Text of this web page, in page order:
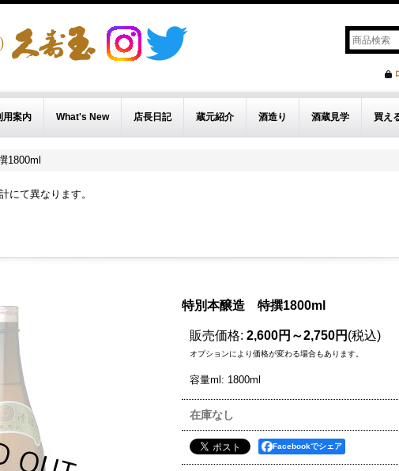
用案内 What's New 店長日記 蔵元紹介 酒造り 酒蔵見学 買え
1800ml
にて異なります。
特別本醸造 特撰1800ml
販売価格: 2,600円～2,750円 (税込)
オプションにより価格が変わる場合もあります。
容量ml : 1800ml
在庫なし
Facebookでシェア